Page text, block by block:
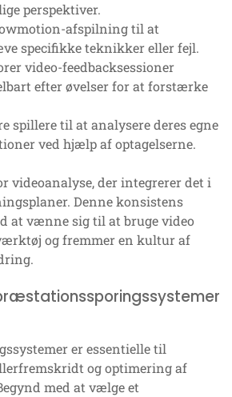
perspektiver.
afspilning til at
specifikke teknikker eller fejl.
video-feedbacksessioner
efter øvelser for at forstærke
spillere til at analysere deres egne
ved hjælp af optagelserne.
videoanalyse, der integrerer det i
Denne konsistens
at vænne sig til at bruge video
og fremmer en kultur af
er essentielle til
og optimering af
med at vælge et